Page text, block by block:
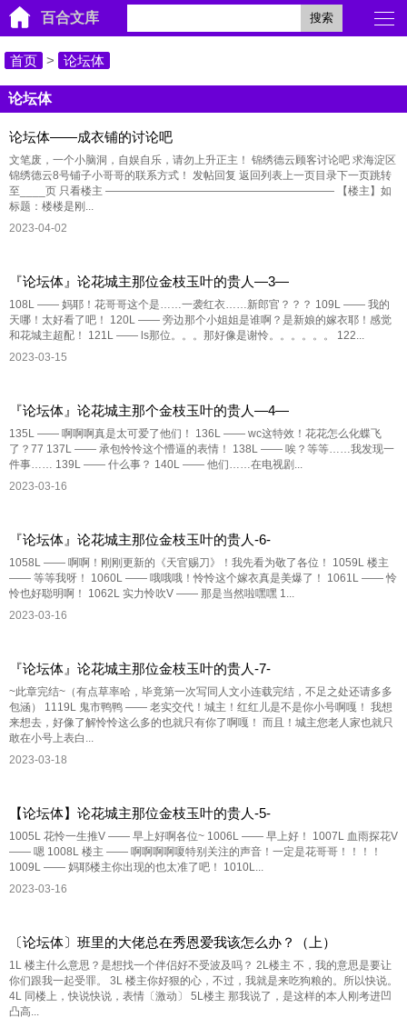
百合文库 搜索
首页 > 论坛体
论坛体
论坛体——成衣铺的讨论吧
文笔废，一个小脑洞，自娱自乐，请勿上升正主！ 锦绣德云顾客讨论吧 求海淀区
锦绣德云8号铺子小哥哥的联系方式！ 发帖回复 返回列表上一页目录下一页跳转
至____页 只看楼主 ————————————————————— 【楼主】如
标题：楼楼是刚...
2023-04-02
『论坛体』论花城主那位金枝玉叶的贵人—3—
108L —— 妈耶！花哥哥这个是……一袭红衣……新郎官？？？ 109L —— 我的
天哪！太好看了吧！ 120L —— 旁边那个小姐姐是谁啊？是新娘的嫁衣耶！感觉
和花城主超配！ 121L —— ls那位。。。那好像是谢怜。。。。。。 122...
2023-03-15
『论坛体』论花城主那个金枝玉叶的贵人—4—
135L —— 啊啊啊真是太可爱了他们！ 136L —— wc这特效！花花怎么化蝶飞
了？77 137L —— 承包怜怜这个懵逼的表情！ 138L —— 唉？等等……我发现一
件事…… 139L —— 什么事？ 140L —— 他们……在电视剧...
2023-03-16
『论坛体』论花城主那位金枝玉叶的贵人-6-
1058L —— 啊啊！刚刚更新的《天官赐刀》！我先看为敬了各位！ 1059L 楼主
—— 等等我呀！ 1060L —— 哦哦哦！怜怜这个嫁衣真是美爆了！ 1061L —— 怜
怜也好聪明啊！ 1062L 实力怜吹V —— 那是当然啦嘿嘿 1...
2023-03-16
『论坛体』论花城主那位金枝玉叶的贵人-7-
~此章完结~（有点草率哈，毕竟第一次写同人文小连载完结，不足之处还请多多
包涵） 1119L 鬼市鸭鸭 —— 老实交代！城主！红红儿是不是你小号啊嘎！ 我想
来想去，好像了解怜怜这么多的也就只有你了啊嘎！ 而且！城主您老人家也就只
敢在小号上表白...
2023-03-18
【论坛体】论花城主那位金枝玉叶的贵人-5-
1005L 花怜一生推V —— 早上好啊各位~ 1006L —— 早上好！ 1007L 血雨探花V
—— 嗯 1008L 楼主 —— 啊啊啊啊嗄特别关注的声音！一定是花哥哥！！！！
1009L —— 妈耶楼主你出现的也太准了吧！ 1010L...
2023-03-16
〔论坛体〕班里的大佬总在秀恩爱我该怎么办？（上）
1L 楼主什么意思？是想找一个伴侣好不受波及吗？ 2L楼主 不，我的意思是要让
你们跟我一起受罪。 3L 楼主你好狠的心，不过，我就是来吃狗粮的。所以快说。
4L 同楼上，快说快说，表情〔激动〕 5L楼主 那我说了，是这样的本人刚考进凹
凸高...